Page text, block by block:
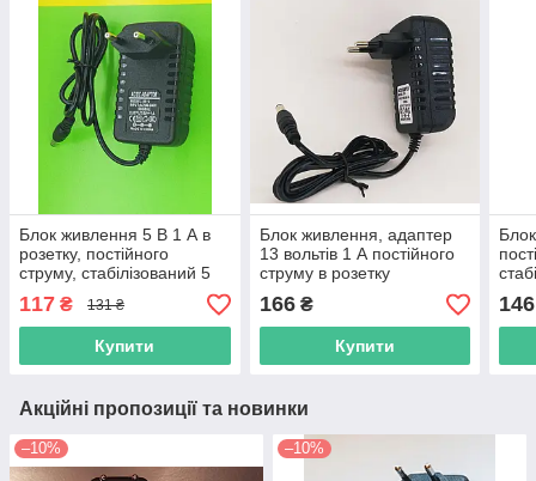
Блок живлення 5 В 1 А в
розетку, постійного
струму, стабілізований 5
Вт
117 ₴ 131 ₴
Купити
Блок живлення, адаптер
13 вольтів 1 А постійного
струму в розетку
166₴
Купити
146
Акційні пропозиції та новинки
–10% –10%